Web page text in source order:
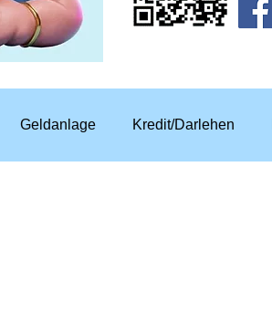
Geldanlage Kredit/Darlehen